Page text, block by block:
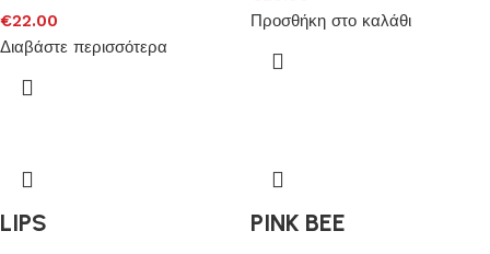
€22.00
Διαβάστε περισσότερα
Προσθήκη στο καλάθι
LIPS PINK BEE